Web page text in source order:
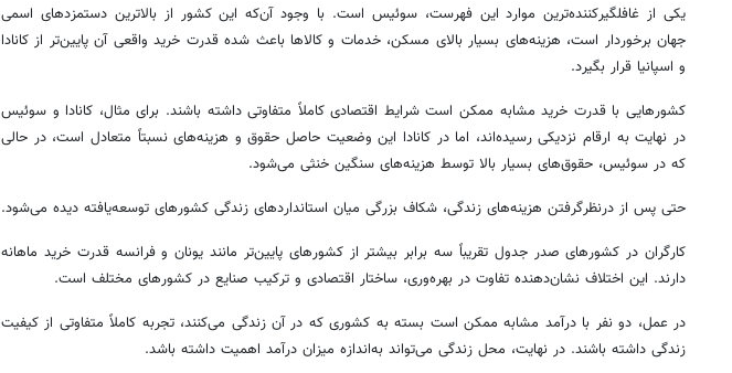
یکی از غافلگیرکننده‌ترین موارد این فهرست، سوئیس است. با وجود آن‌که این کشور از بالاترین دستمزدهای اسمی
جهان برخوردار است، هزینه‌های بسیار بالای مسکن، خدمات و کالاها باعث شده قدرت خرید واقعی آن پایین‌تر از کانادا
و اسپانیا قرار بگیرد.
کشورهایی با قدرت خرید مشابه ممکن است شرایط اقتصادی کاملاً متفاوتی داشته باشند. برای مثال، کانادا و سوئیس
در نهایت به ارقام نزدیکی رسیده‌اند، اما در کانادا این وضعیت حاصل حقوق و هزینه‌های نسبتاً متعادل است، در حالی
که در سوئیس، حقوق‌های بسیار بالا توسط هزینه‌های سنگین خنثی می‌شود.
حتی پس از درنظرگرفتن هزینه‌های زندگی، شکاف بزرگی میان استانداردهای زندگی کشورهای توسعه‌یافته دیده می‌شود.
کارگران در کشورهای صدر جدول تقریباً سه برابر بیشتر از کشورهای پایین‌تر مانند یونان و فرانسه قدرت خرید ماهانه
دارند. این اختلاف نشان‌دهنده تفاوت در بهره‌وری، ساختار اقتصادی و ترکیب صنایع در کشورهای مختلف است.
در عمل، دو نفر با درآمد مشابه ممکن است بسته به کشوری که در آن زندگی می‌کنند، تجربه کاملاً متفاوتی از کیفیت
زندگی داشته باشند. در نهایت، محل زندگی می‌تواند به‌اندازه میزان درآمد اهمیت داشته باشد.